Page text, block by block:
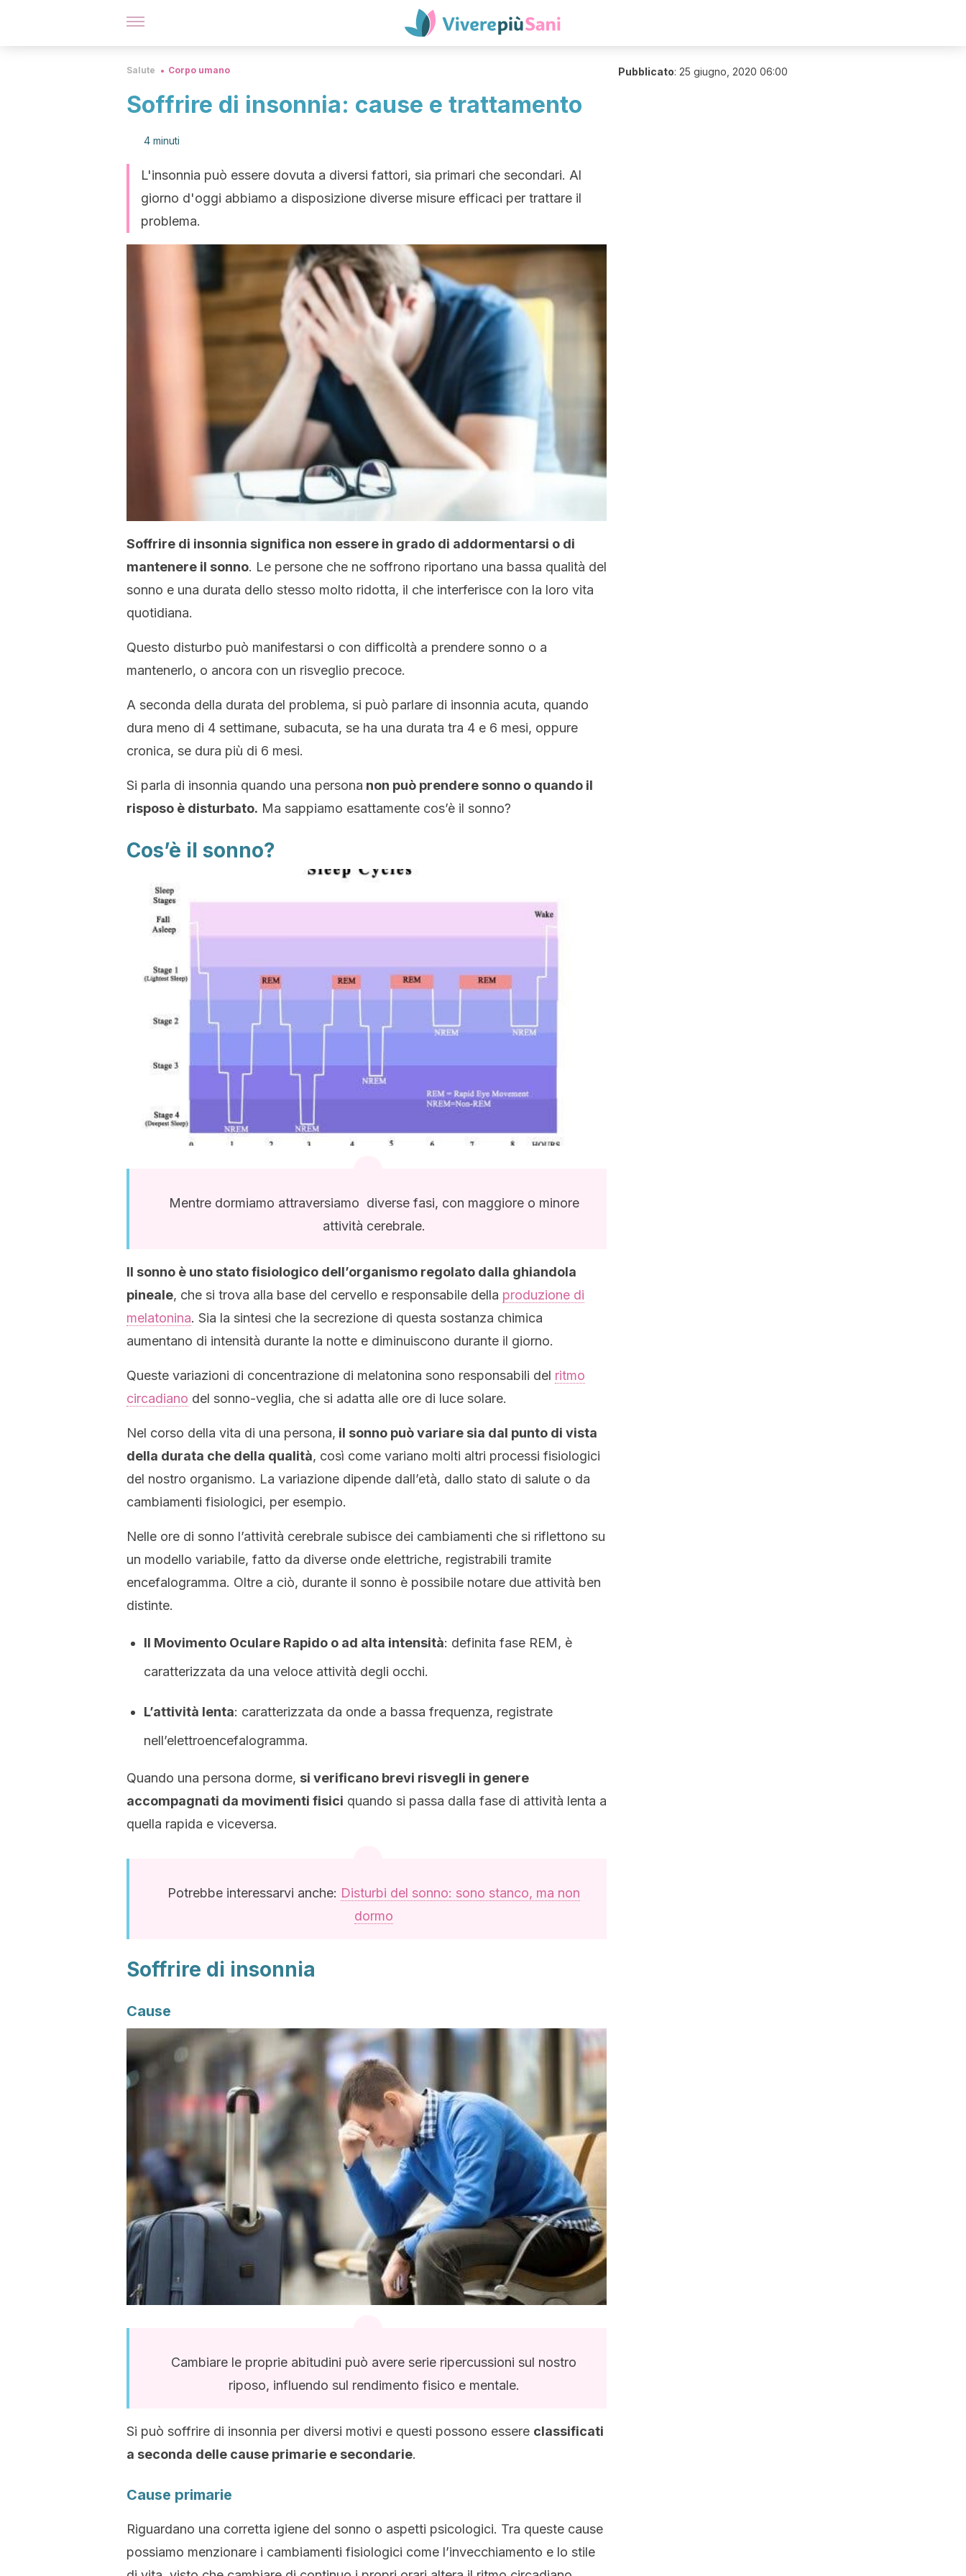
Salute Corpo umano
Soffrire di insonnia: cause e trattamento
4 minuti
L'insonnia può essere dovuta a diversi fattori, sia primari che secondari. Al
giorno d'oggi abbiamo a disposizione diverse misure efficaci per trattare il
problema.
Soffrire di insonnia significa non essere in grado di addormentarsi o di
mantenere il sonno. Le persone che ne soffrono riportano una bassa qualità del
sonno e una durata dello stesso molto ridotta, il che interferisce con la loro vita
quotidiana.
Questo disturbo può manifestarsi o con difficoltà a prendere sonno o a
mantenerlo, o ancora con un risveglio precoce.
A seconda della durata del problema, si può parlare di insonnia acuta, quando
dura meno di 4 settimane, subacuta, se ha una durata tra 4 e 6 mesi, oppure
cronica, se dura più di 6 mesi.
Si parla di insonnia quando una persona non può prendere sonno o quando il
risposo è disturbato. Ma sappiamo esattamente cos’è il sonno?
Cos’è il sonno?
Mentre dormiamo attraversiamo diverse fasi, con maggiore o minore
attività cerebrale.
Il sonno è uno stato fisiologico dell’organismo regolato dalla ghiandola
pineale, che si trova alla base del cervello e responsabile della produzione di
melatonina. Sia la sintesi che la secrezione di questa sostanza chimica
aumentano di intensità durante la notte e diminuiscono durante il giorno.
Queste variazioni di concentrazione di melatonina sono responsabili del ritmo
circadiano del sonno-veglia, che si adatta alle ore di luce solare.
Nel corso della vita di una persona, il sonno può variare sia dal punto di vista
della durata che della qualità, così come variano molti altri processi fisiologici
del nostro organismo. La variazione dipende dall’età, dallo stato di salute o da
cambiamenti fisiologici, per esempio.
Nelle ore di sonno l’attività cerebrale subisce dei cambiamenti che si riflettono su
un modello variabile, fatto da diverse onde elettriche, registrabili tramite
encefalogramma. Oltre a ciò, durante il sonno è possibile notare due attività ben
distinte.
Il Movimento Oculare Rapido o ad alta intensità: definita fase REM, è
caratterizzata da una veloce attività degli occhi.
L’attività lenta: caratterizzata da onde a bassa frequenza, registrate
nell’elettroencefalogramma.
Quando una persona dorme, si verificano brevi risvegli in genere
accompagnati da movimenti fisici quando si passa dalla fase di attività lenta a
quella rapida e viceversa.
Potrebbe interessarvi anche: Disturbi del sonno: sono stanco, ma non
dormo
Soffrire di insonnia
Cause
Cambiare le proprie abitudini può avere serie ripercussioni sul nostro
riposo, influendo sul rendimento fisico e mentale.
Si può soffrire di insonnia per diversi motivi e questi possono essere classificati
a seconda delle cause primarie e secondarie.
Cause primarie
Riguardano una corretta igiene del sonno o aspetti psicologici. Tra queste cause
possiamo menzionare i cambiamenti fisiologici come l’invecchiamento e lo stile
Pubblicato: 25 giugno, 2020 06:00